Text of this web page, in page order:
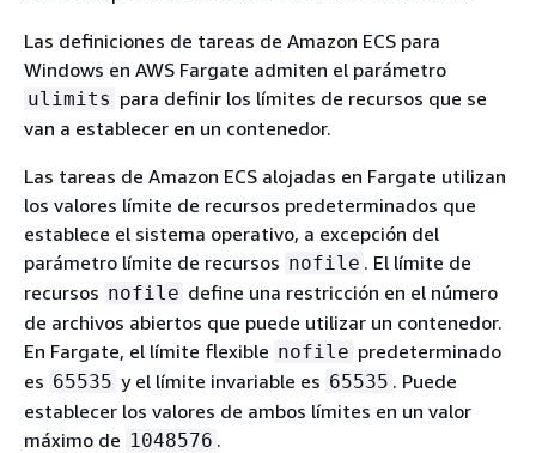
Las definiciones de tareas de Amazon ECS para
Windows en AWS Fargate admiten el parámetro
ulimits para definir los límites de recursos que se
van a establecer en un contenedor.
Las tareas de Amazon ECS alojadas en Fargate utilizan
los valores límite de recursos predeterminados que
establece el sistema operativo, a excepción del
parámetro límite de recursos nofile . El límite de
recursos nofile define una restricción en el número
de archivos abiertos que puede utilizar un contenedor.
En Fargate, el límite flexible nofile predeterminado
es 65535 y el límite invariable es 65535 . Puede
establecer los valores de ambos límites en un valor
máximo de 1048576 .